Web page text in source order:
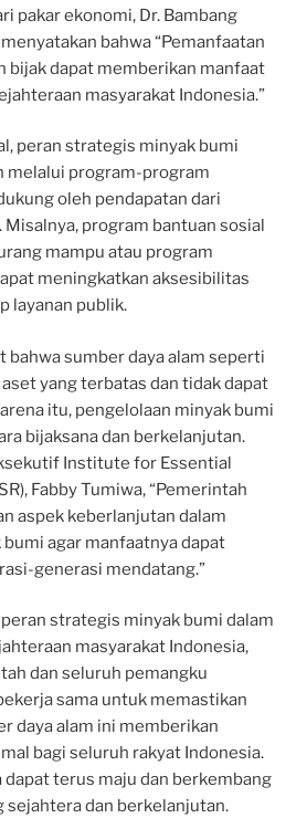
pakar ekonomi, Dr. Bambang
bahwa “Pemanfaatan
bijak dapat memberikan manfaat
masyarakat Indonesia.”
peran strategis minyak bumi
melalui program-program
oleh pendapatan dari
program bantuan sosial
mampu atau program
meningkatkan aksesibilitas
layanan publik.
bahwa sumber daya alam seperti
yang terbatas dan tidak dapat
itu, pengelolaan minyak bumi
bijaksana dan berkelanjutan.
Institute for Essential
Fabby Tumiwa, “Pemerintah
aspek keberlanjutan dalam
agar manfaatnya dapat
generasi mendatang.”
strategis minyak bumi dalam
masyarakat Indonesia,
dan seluruh pemangku
sama untuk memastikan
daya alam ini memberikan
bagi seluruh rakyat Indonesia.
dapat terus maju dan berkembang
sejahtera dan berkelanjutan.